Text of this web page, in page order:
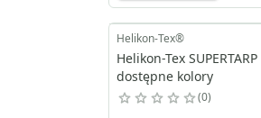
również z zapięciem
Helikon-Tex®
Helikon-Tex
dostępne kolory
0